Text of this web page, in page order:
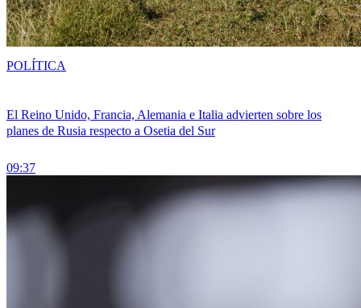
El Reino Unido, Francia, Alemania e Italia advierten sobre los
planes de Rusia respecto a Osetia del Sur
09:37
POLÍTICA